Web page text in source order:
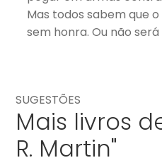
Mas todos sabem que
sem honra. Ou não
SUGESTÕES
Mais livros
R. Martin"